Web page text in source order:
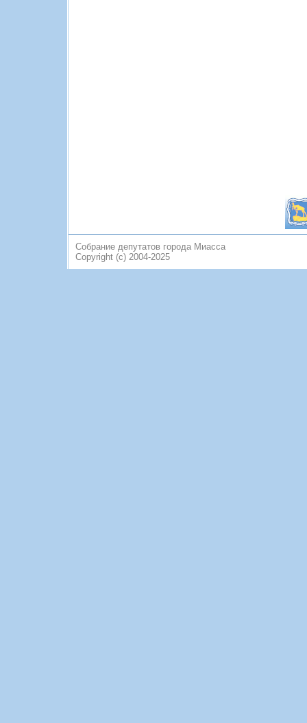
Собрание депутатов города Миасса
Copyright (c) 2004-2025